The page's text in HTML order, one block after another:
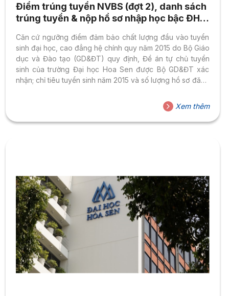
Điểm trúng tuyển NVBS (đợt 2), danh sách
trúng tuyển & nộp hồ sơ nhập học bậc ĐH,
Căn cứ ngưỡng điểm đảm bảo chất lượng đầu vào tuyển
sinh đại học, cao đẳng hệ chính quy năm 2015 do Bộ Giáo
dục và Đào tạo (GD&ĐT) quy định, Đề án tự chủ tuyển
sinh của trường Đại học Hoa Sen được Bộ GD&ĐT xác
nhận; chỉ tiêu tuyển sinh năm 2015 và số lượng hồ sơ đăng
Hội đồng tuyển sinh trường Đại học Hoa Sen quyết định
điểm trúng tuyển nguyện vọng bổ sung (đợt 2) của các
phương thức tuyển sinh đại học, cao...
Xem thêm